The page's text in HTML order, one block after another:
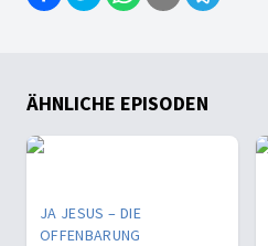
ÄHNLICHE EPISODEN
JA JESUS – DIE
OFFENBARUNG